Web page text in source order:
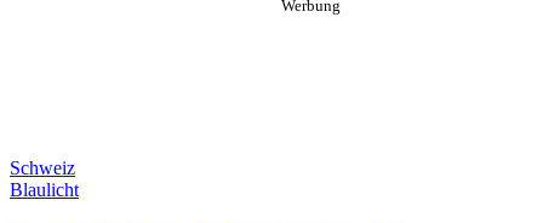
Schweiz
Blaulicht